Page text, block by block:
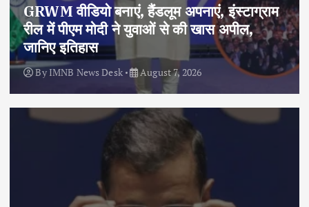
GRWM वीडियो बनाएं, हैंडलूम अपनाएं, इंस्टाग्राम
रील में पीएम मोदी ने युवाओं से की खास अपील,
जानिए इतिहास
By IMNB News Desk August 7, 2026